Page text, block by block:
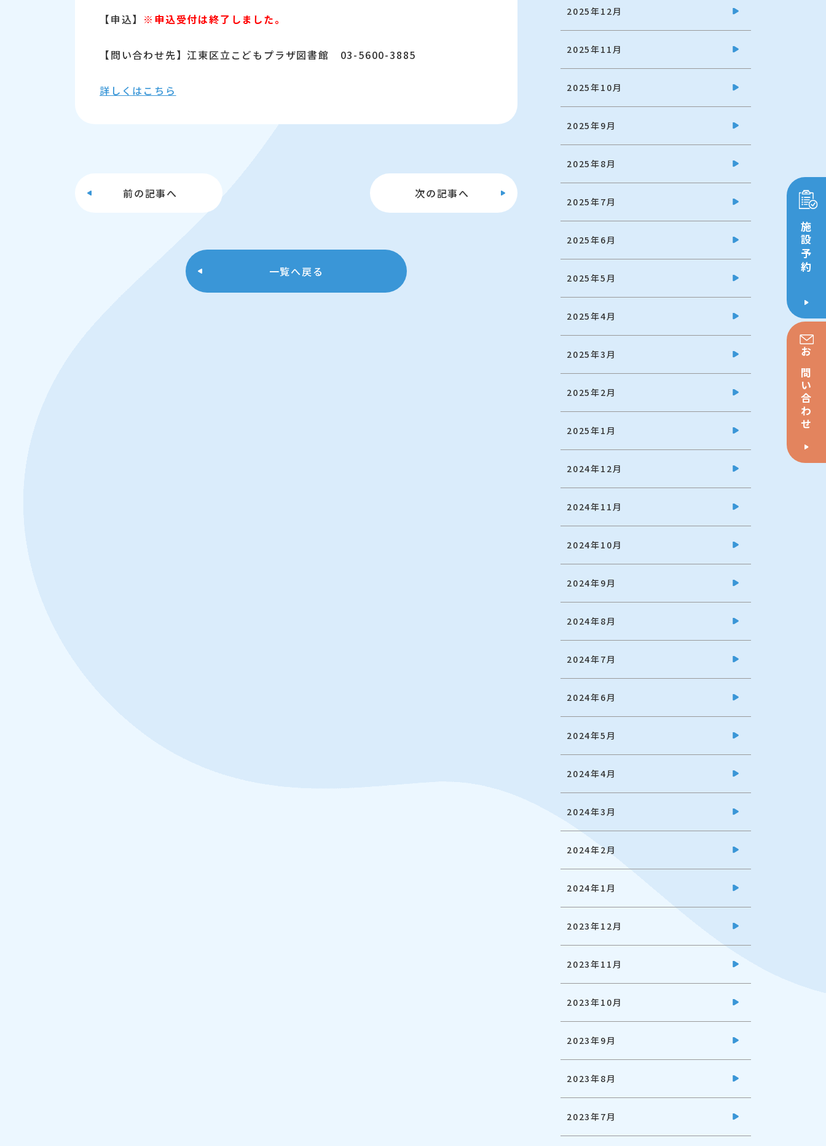
【申込】 ※申込受付は終了しました。
【問い合わせ先】江東区立こどもプラザ図書館 03-5600-3885
詳しくはこちら
前の記事へ 次の記事へ
一覧へ戻る
2025年12月
2025年11月
2025年10月
2025年9月
2025年8月
2025年7月
2025年6月
2025年5月
2025年4月
2025年3月
2025年2月
2025年1月
2024年12月
2024年11月
2024年10月
2024年9月
2024年8月
2024年7月
2024年6月
2024年5月
2024年4月
2024年3月
2024年2月
2024年1月
2023年12月
2023年11月
2023年10月
2023年9月
2023年8月
2023年7月
施設予約
お問い合わせ